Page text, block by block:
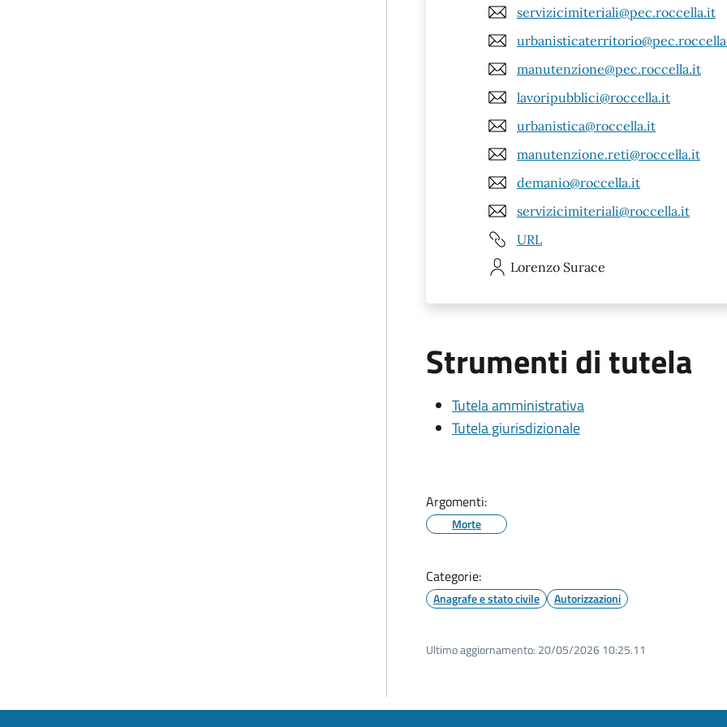
servizicimiteriali@pec.roccella.it
manutenzione@pec.roccella.it
lavoripubblici@roccella.it
urbanistica@roccella.it
manutenzione.reti@roccella.it
demanio@roccella.it
servizicimiteriali@roccella.it
URL
Lorenzo Surace
Strumenti di tutela
Tutela amministrativa
Tutela giurisdizionale
Argomenti:
Morte
Categorie:
Anagrafe e stato civile Autorizzazioni
Ultimo aggiornamento: 20/05/2026 10:25.11